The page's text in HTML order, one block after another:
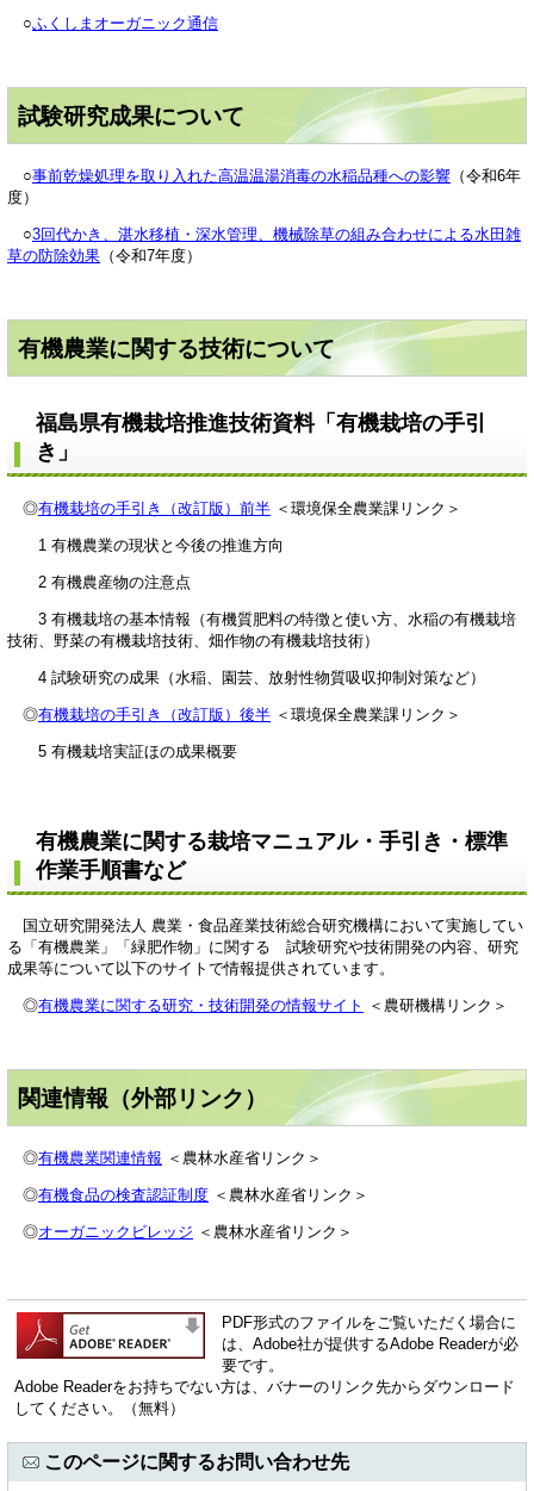
○ふくしまオーガニック通信
試験研究成果について
○事前乾燥処理を取り入れた高温温湯消毒の水稲品種への影響 （令和6年
度）
○3回代かき、湛水移植・深水管理、機械除草の組み合わせによる水田雑
草の防除効果 （令和7年度）
有機農業に関する技術について
福島県有機栽培推進技術資料「有機栽培の手引
き」
◎有機栽培の手引き（改訂版）前半 ＜環境保全農業課リンク＞
1 有機農業の現状と今後の推進方向
2 有機農産物の注意点
3 有機栽培の基本情報（有機質肥料の特徴と使い方、水稲の有機栽培
技術、野菜の有機栽培技術、畑作物の有機栽培技術）
4 試験研究の成果（水稲、園芸、放射性物質吸収抑制対策など）
◎有機栽培の手引き（改訂版）後半 ＜環境保全農業課リンク＞
5 有機栽培実証ほの成果概要
有機農業に関する栽培マニュアル・手引き・標準
作業手順書など
国立研究開発法人 農業・食品産業技術総合研究機構において実施してい
る「有機農業」「緑肥作物」に関する 試験研究や技術開発の内容、研究
成果等について以下のサイトで情報提供されています。
◎有機農業に関する研究・技術開発の情報サイト ＜農研機構リンク＞
関連情報（外部リンク）
◎有機農業関連情報 ＜農林水産省リンク＞
◎有機食品の検査認証制度 ＜農林水産省リンク＞
◎オーガニックビレッジ ＜農林水産省リンク＞
PDF形式のファイルをご覧いただく場合に
は、Adobe社が提供するAdobe Readerが必
要です。
Adobe Readerをお持ちでない方は、バナーのリンク先からダウンロード
してください。（無料）
このページに関するお問い合わせ先